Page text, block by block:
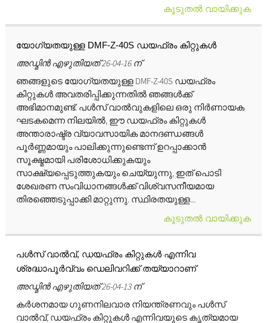
കൂടുതൽ വായിക്കുക
യോഗ്യതയുള്ള DMF-Z-40S ഡയഫ്രം കിറ്റുകൾ
അഡ്മിൻ എഴുതിയത് 26-04-16 ന്
ഞങ്ങളുടെ യോഗ്യതയുള്ള DMF-Z-40S ഡയഫ്രം
കിറ്റുകൾ അവതരിപ്പിക്കുന്നതിൽ ഞങ്ങൾക്ക്
അഭിമാനമുണ്ട്. പൾസ് വാൽവുകളിലെ ഒരു നിർണായക
ഘടകമെന്ന നിലയിൽ, ഈ ഡയഫ്രം കിറ്റുകൾ
അന്താരാഷ്ട്ര വ്യാവസായിക മാനദണ്ഡങ്ങൾ
പൂർണ്ണമായും പാലിക്കുന്നുണ്ടെന്ന് ഉറപ്പാക്കാൻ
സൂക്ഷ്മമായി പരിശോധിക്കുകയും
സാക്ഷ്യപ്പെടുത്തുകയും ചെയ്യുന്നു, ഇത് പൊടി
ശേഖരണ സംവിധാനങ്ങൾക്ക് വിശ്വസനീയമായ
തിരഞ്ഞെടുപ്പാക്കി മാറ്റുന്നു. സ്ഥിരതയുള്ള...
കൂടുതൽ വായിക്കുക
പൾസ് വാൽവ്, ഡയഫ്രം കിറ്റുകൾ എന്നിവ
ശ്രദ്ധാപൂർവ്വം ഡെലിവറിക്ക് തയ്യാറാണ്
അഡ്മിൻ എഴുതിയത് 26-04-13 ന്
കർശനമായ ഗുണനിലവാര നിയന്ത്രണവും പൾസ്
വാൽവ്, ഡയഫ്രം കിറ്റുകൾ എന്നിവയുടെ കൃത്യമായ